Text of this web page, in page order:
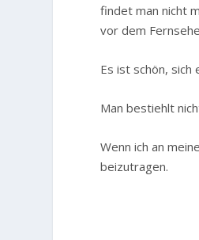
findet man nicht
vor dem
Es ist schön, sich
Man bestiehlt
Wenn ich an
beizutragen.